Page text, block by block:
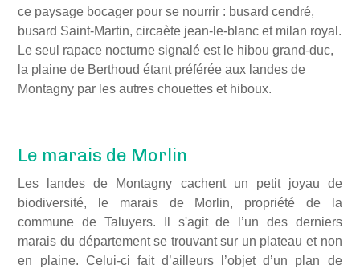
ce paysage bocager pour se nourrir : busard cendré,
busard Saint-Martin, circaète jean-le-blanc et milan royal.
Le seul rapace nocturne signalé est le hibou grand-duc,
la plaine de Berthoud étant préférée aux landes de
Montagny par les autres chouettes et hiboux.
Le marais de Morlin
Les landes de Montagny cachent un petit joyau de
biodiversité, le marais de Morlin, propriété de la
commune de Taluyers. Il s'agit de l’un des derniers
marais du département se trouvant sur un plateau et non
en plaine. Celui-ci fait d’ailleurs l’objet d’un plan de